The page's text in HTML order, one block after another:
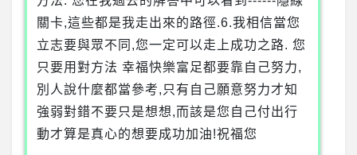
關卡,這些都是我走出來的路徑.6.我相信當您
立志要與眾不同,您一定可以走上成功之路. 您
只要用對方法 幸福快樂富足都要靠自己努力,
別人說什麼都當參考,只有自己願意努力才知
強弱對錯不要只是想想,而該是您自己付出行
動才算是真心的想要成功加油!祝福您